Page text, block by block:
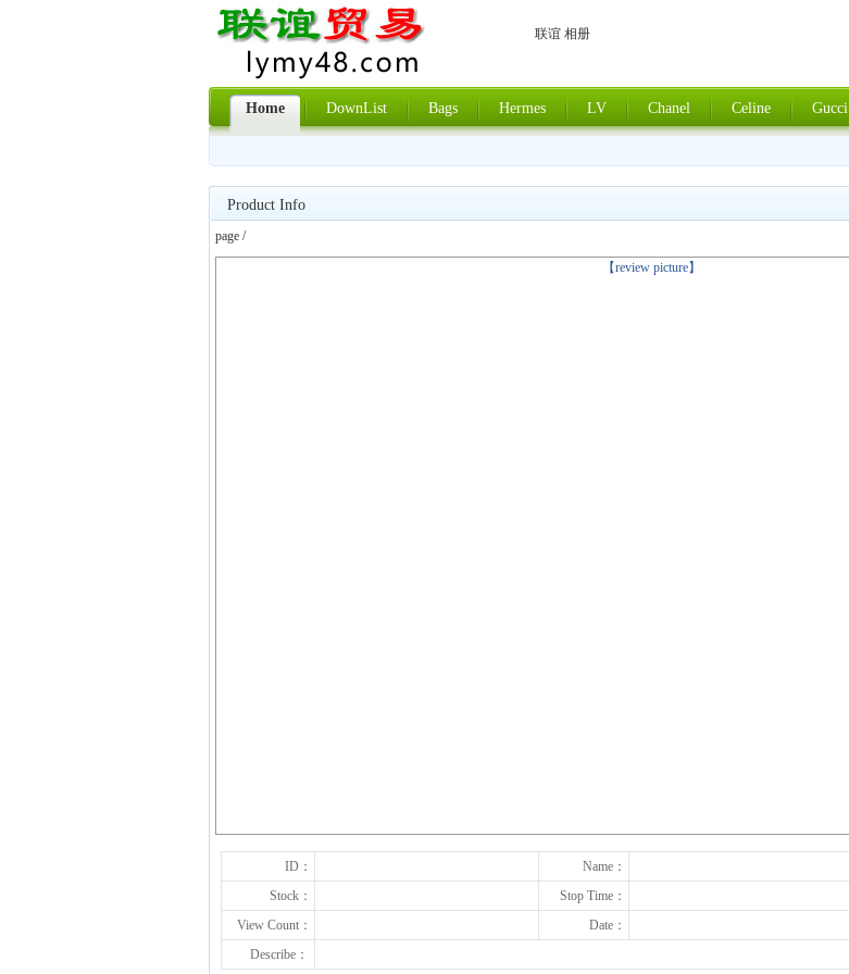
联谊 相册
Home DownList Bags Hermes LV Chanel Celine Gucci
Product Info
page /
【review picture】
上一张
ID：
Name：
Stock：
Stop Time：
View Count：
Date：
Describe：